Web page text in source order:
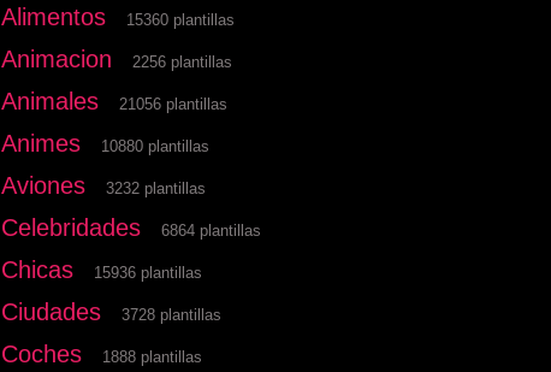
Alimentos 15360 plantillas
Animacion 2256 plantillas
Animales 21056 plantillas
Animes 10880 plantillas
Aviones 3232 plantillas
Celebridades 6864 plantillas
Chicas 15936 plantillas
Ciudades 3728 plantillas
Coches 1888 plantillas